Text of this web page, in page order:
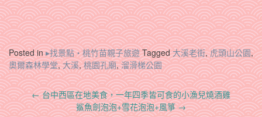
Posted in▸找景點‧桃竹苗親子旅遊Tagged大溪老街,虎頭山公園,
奧爾森林學堂,大溪,桃園孔廟,溜滑梯公園
Post
navigation
←台中西區在地美食，一年四季皆可食的小漁兒燒酒雞
鯊魚劍泡泡+雪花泡泡+風箏→